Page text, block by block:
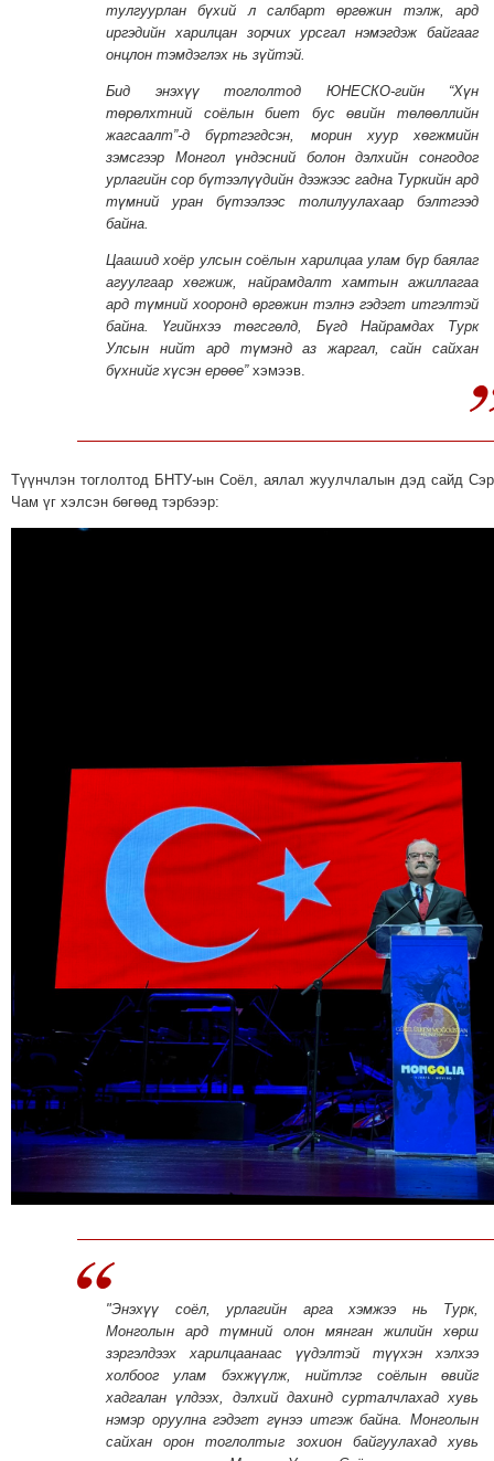
тулгуурлан бүхий л салбарт өргөжин тэлж, ард
иргэдийн харилцан зорчих урсгал нэмэгдэж байгааг
онцлон тэмдэглэх нь зүйтэй.
Бид энэхүү тоглолтод ЮНЕСКО-гийн “Хүн
төрөлхтний соёлын биет бус өвийн төлөөллийн
жагсаалт”-д бүртгэгдсэн, морин хуур хөгжмийн
зэмсгээр Монгол үндэсний болон дэлхийн сонгодог
урлагийн сор бүтээлүүдийн дээжээс гадна Туркийн ард
түмний уран бүтээлээс толилуулахаар бэлтгээд
байна.
Цаашид хоёр улсын соёлын харилцаа улам бүр баялаг
агуулгаар хөгжиж, найрамдалт хамтын ажиллагаа
ард түмний хооронд өргөжин тэлнэ гэдэгт итгэлтэй
байна. Үгийнхээ төгсгөлд, Бүгд Найрамдах Турк
Улсын нийт ард түмэнд аз жаргал, сайн сайхан
бүхнийг хүсэн ерөөе” хэмээв.
Түүнчлэн тоглолтод БНТУ-ын Соёл, аялал жуулчлалын дэд сайд
Чам үг хэлсэн бөгөөд тэрбээр:
"Энэхүү соёл, урлагийн арга хэмжээ нь Турк,
Монголын ард түмний олон мянган жилийн хөрш
зэргэлдээх харилцаанаас үүдэлтэй түүхэн хэлхээ
холбоог улам бэхжүүлж, нийтлэг соёлын өвийг
хадгалан үлдээх, дэлхий дахинд сурталчлахад хувь
нэмэр оруулна гэдэгт гүнээ итгэж байна. Монголын
сайхан орон тоглолтыг зохион байгуулахад хувь